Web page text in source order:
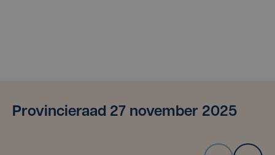
Provincieraad 27 november 2025